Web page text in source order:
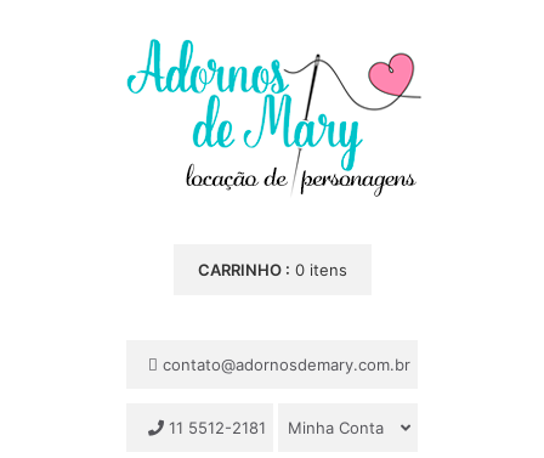
CARRINHO : 0 itens
contato@adornosdemary.com.br
11 5512-2181 Minha Conta